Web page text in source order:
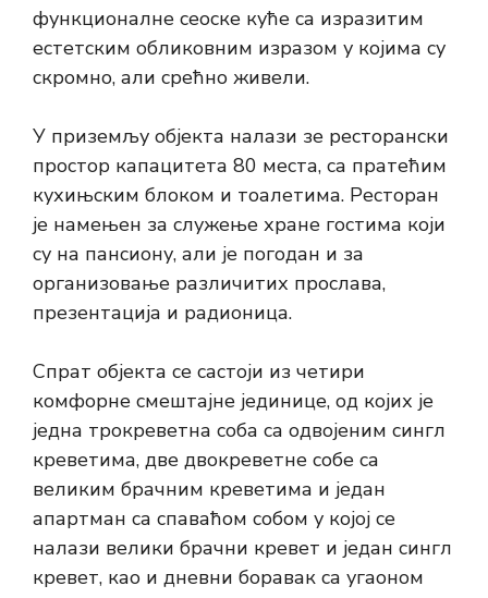
функционалне сеоске куће са изразитим
естетским обликовним изразом у којима су
скромно, али срећно живели.
У приземљу објекта налази зе ресторански
простор капацитета 80 места, са пратећим
кухињским блоком и тоалетима. Ресторан
је намењен за служење хране гостима који
су на пансиону, али је погодан и за
организовање различитих прослава,
презентација и радионица.
Спрат објекта се састоји из четири
комфорне смештајне јединице, од којих је
једна трокреветна соба са одвојеним сингл
креветима, две двокреветне собе са
великим брачним креветима и један
апартман са спаваћом собом у којој се
налази велики брачни кревет и један сингл
кревет, као и дневни боравак са угаоном